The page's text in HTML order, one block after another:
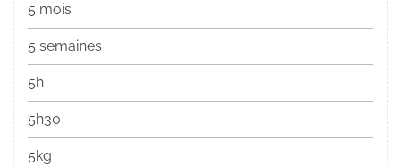
5 mois
5 semaines
5h
5h30
5kg